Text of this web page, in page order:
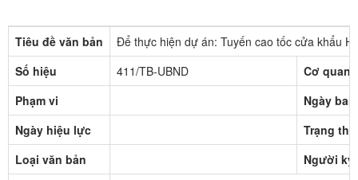
Tiêu đề văn bản
Để thực hiện dự án: Tuyến cao tốc cửa khẩu
Số hiệu
411/TB-UBND
Cơ quan
Phạm vi
Ngày
Ngày hiệu lực
Trạng thái
Loại văn bản
Người ký